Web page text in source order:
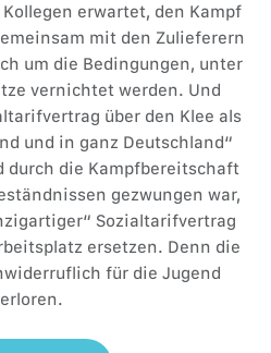
erwartet, den Kampf
mit den Zulieferern
um die Bedingungen, unter
vernichtet werden. Und
über den Klee als
und in ganz Deutschland“
durch die Kampfbereitschaft
gezwungen war,
Sozialtarifvertrag
ersetzen. Denn die
für die Jugend